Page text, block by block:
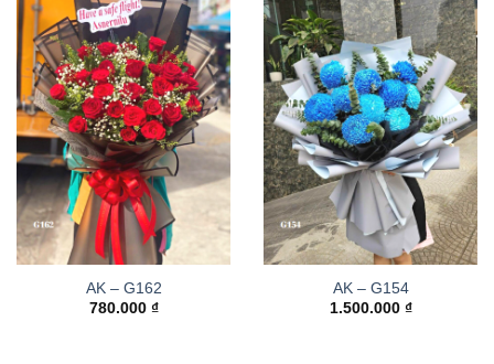
AK – G162
780.000 ₫
AK – G154
1.500.000 ₫